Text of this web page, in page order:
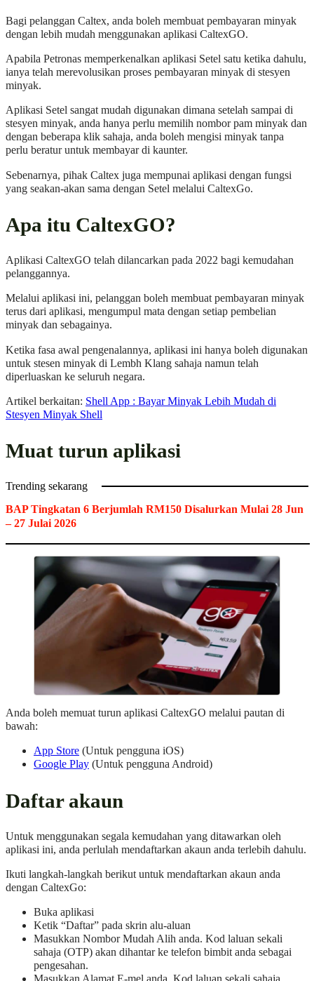
Bagi pelanggan Caltex, anda boleh membuat pembayaran minyak
dengan lebih mudah menggunakan aplikasi CaltexGO.
Apabila Petronas memperkenalkan aplikasi Setel satu ketika dahulu,
ianya telah merevolusikan proses pembayaran minyak di stesyen
minyak.
Aplikasi Setel sangat mudah digunakan dimana setelah sampai di
stesyen minyak, anda hanya perlu memilih nombor pam minyak dan
dengan beberapa klik sahaja, anda boleh mengisi minyak tanpa
perlu beratur untuk membayar di kaunter.
Sebenarnya, pihak Caltex juga mempunai aplikasi dengan fungsi
yang seakan-akan sama dengan Setel melalui CaltexGo.
Apa itu CaltexGO?
Aplikasi CaltexGO telah dilancarkan pada 2022 bagi kemudahan
pelanggannya.
Melalui aplikasi ini, pelanggan boleh membuat pembayaran minyak
terus dari aplikasi, mengumpul mata dengan setiap pembelian
minyak dan sebagainya.
Ketika fasa awal pengenalannya, aplikasi ini hanya boleh digunakan
untuk stesen minyak di Lembh Klang sahaja namun telah
diperluaskan ke seluruh negara.
Artikel berkaitan: Shell App : Bayar Minyak Lebih Mudah di
Stesyen Minyak Shell
Muat turun aplikasi
Trending sekarang
BAP Tingkatan 6 Berjumlah RM150 Disalurkan Mulai 28 Jun
– 27 Julai 2026
Anda boleh memuat turun aplikasi CaltexGO melalui pautan di
bawah:
App Store (Untuk pengguna iOS)
Google Play (Untuk pengguna Android)
Daftar akaun
Untuk menggunakan segala kemudahan yang ditawarkan oleh
aplikasi ini, anda perlulah mendaftarkan akaun anda terlebih dahulu.
Ikuti langkah-langkah berikut untuk mendaftarkan akaun anda
dengan CaltexGo:
Buka aplikasi
Ketik “Daftar” pada skrin alu-aluan
Masukkan Nombor Mudah Alih anda. Kod laluan sekali
sahaja (OTP) akan dihantar ke telefon bimbit anda sebagai
pengesahan.